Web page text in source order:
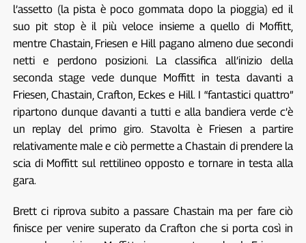
l’assetto (la pista è poco gommata dopo la pioggia) ed il
suo pit stop è il più veloce insieme a quello di Moffitt,
mentre Chastain, Friesen e Hill pagano almeno due secondi
netti e perdono posizioni. La classifica all’inizio della
seconda stage vede dunque Moffitt in testa davanti a
Friesen, Chastain, Crafton, Eckes e Hill. I “fantastici quattro”
ripartono dunque davanti a tutti e alla bandiera verde c’è
un replay del primo giro. Stavolta è Friesen a partire
relativamente male e ciò permette a Chastain di prendere la
scia di Moffitt sul rettilineo opposto e tornare in testa alla
gara.
Brett ci riprova subito a passare Chastain ma per fare ciò
finisce per venire superato da Crafton che si porta così in